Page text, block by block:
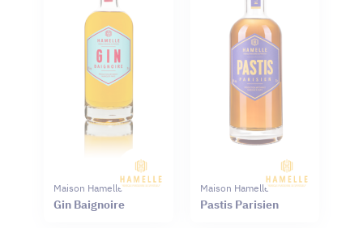
Maison Hamelle
Gin Baignoire
Maison Hamelle
Pastis Parisien